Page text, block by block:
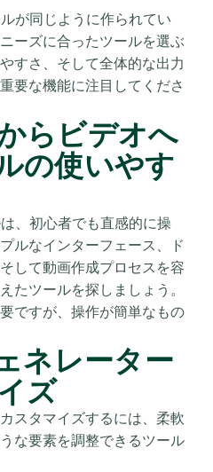
が同じように作られてい
ーズに合ったツールを選ぶ
すさ、そして全体的な出力
要な機能に注目してくださ
らビデオへ
の使いやす
、初心者でも直感的に操
ルなインターフェース、ド
して動画作成プロセスを容
たツールを探しましょう。
ですが、操作が簡単なもの
ネレーター
ズ
スタマイズするには、柔軟
な要素を調整できるツール